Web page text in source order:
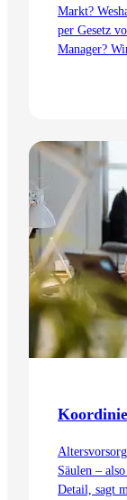
Markt?
per Gesetz
Manager?
Zum Artikel
Säulen –
Detail, sagt